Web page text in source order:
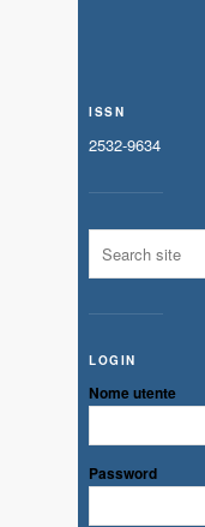
ISSN
2532-9634
LOGIN
Nome utente
Password